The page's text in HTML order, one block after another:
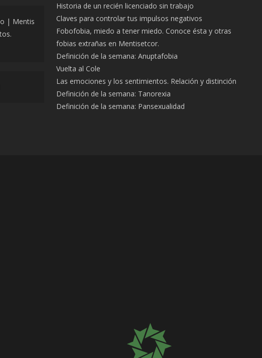
| Mentis
Historia de un recién licenciado sin trabajo
Claves para controlar tus impulsos negativos
Fobofobia, miedo a tener miedo. Conoce ésta y otras
fobias extrañas en Mentisetcor.
Definición de la semana: Anuptafobia
Vuelta al Cole
Las emociones y los sentimientos. Relación y distinción
Definición de la semana: Tanorexia
Definición de la semana: Pansexualidad